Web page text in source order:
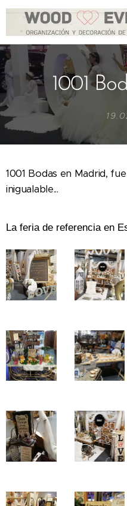
1001
1001 Bodas en Madrid,
inigualable...
La feria de referencia en